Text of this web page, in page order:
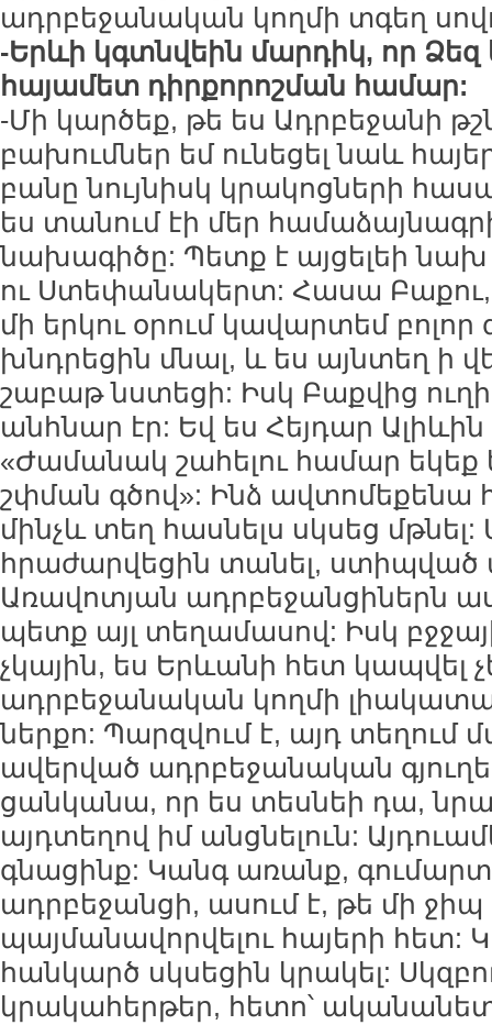
ադրբեջանական կողմի տգեղ
-Երևի կգտնվեին մարդիկ, որ Ձեզ
հայամետ դիրքորոշման համար:
-Մի կարծեք, թե ես Ադրբեջանի
բախումներ եմ ունեցել նաև
բանը նույնիսկ կրակոցների
ես տանում էի մեր
նախագիծը: Պետք է այցելեի
ու Ստեփանակերտ: Հասա Բաքու,
մի երկու օրում կավարտեմ բոլոր
խնդրեցին մնալ, և ես այնտեղ ի
շաբաթ նստեցի: Իսկ Բաքվից
անհնար էր: Եվ ես Հեյդար
«Ժամանակ շահելու համար եկեք
շփման գծով»: Ինձ ավտոմեքենա
մինչև տեղ հասնելս սկսեց
հրաժարվեցին տանել, ստիպված
Առավոտյան ադրբեջանցիներն
պետք այլ տեղամասով: Իսկ
չկային, ես Երևանի հետ կապվել
ադրբեջանական կողմի
ներքո: Պարզվում է, այդ տեղում
ավերված ադրբեջանական
ցանկանա, որ ես տեսնեի դա,
այդտեղով իմ անցնելուն:
գնացինք: Կանգ առանք,
ադրբեջանցի, ասում է, թե մի ջիպ
պայմանավորվելու հայերի հետ:
հանկարծ սկսեցին կրակել:
կրակահերթեր, հետո՝